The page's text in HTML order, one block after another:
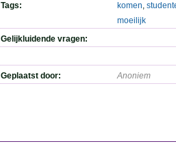
Tags:
komen,
moeilijk
Gelijkluidende vragen:
Geplaatst door: Anoniem